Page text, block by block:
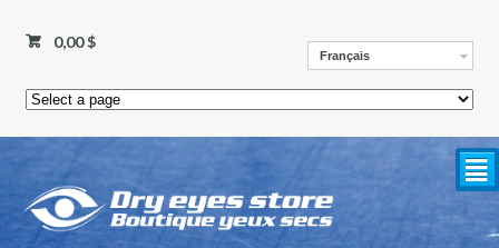
Français
0,00 $
²